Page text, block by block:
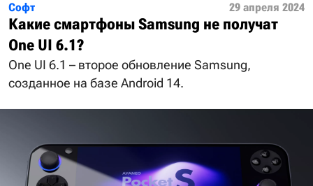
Софт 29 апреля 2024
Какие смартфоны Samsung не получат
One UI 6.1?
One UI 6.1 – второе обновление Samsung,
созданное на базе Android 14.